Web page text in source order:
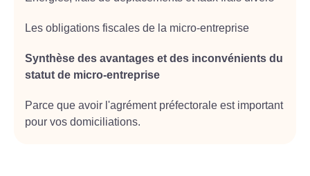
Les obligations fiscales de la micro-entreprise
Synthèse des avantages et des inconvénients du
statut de micro-entreprise
Parce que avoir l'agrément préfectorale est important
pour vos domiciliations.